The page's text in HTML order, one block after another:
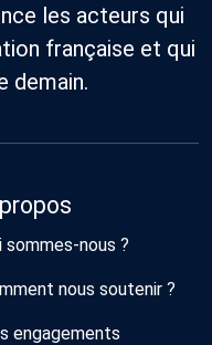
les acteurs qui
française et qui
demain.
sommes-nous ?
nous soutenir ?
engagements